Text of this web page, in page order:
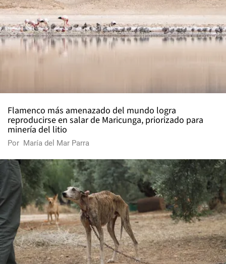
Flamenco más amenazado del mundo logra
reproducirse en salar de Maricunga, priorizado para
minería del litio
Por María del Mar Parra